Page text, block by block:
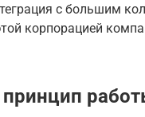
с большим
корпорацией
принцип